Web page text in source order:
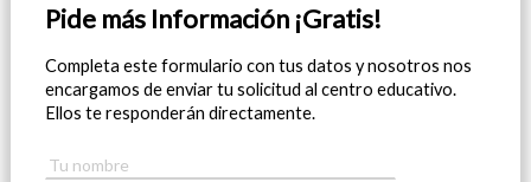
Pide más Información ¡Gratis!
Completa este formulario con tus datos y nosotros nos
encargamos de enviar tu solicitud al centro educativo.
Ellos te responderán directamente.